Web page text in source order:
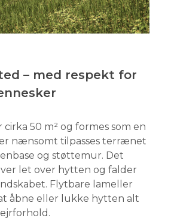
– med respekt for
50 m² og formes som en
nænsomt tilpasses terrænet
og støttemur. Det
let over hytten og falder
Flytbare lameller
åbne eller lukke hytten alt